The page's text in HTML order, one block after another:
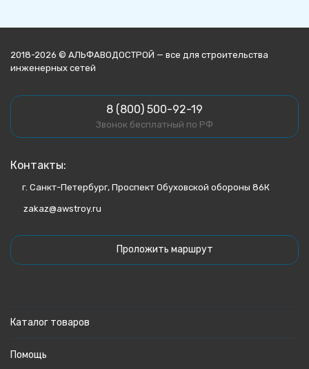
2018-2026 © АЛЬФАВОДОСТРОЙ — все для строительства
инженерных сетей
8 (800) 500-92-19
Звонок бесплатный по РФ
Контакты:
г. Санкт-Петербург, Проспект Обуховской обороны 86К
zakaz@awstroy.ru
Проложить маршрут
Каталог товаров
Помощь